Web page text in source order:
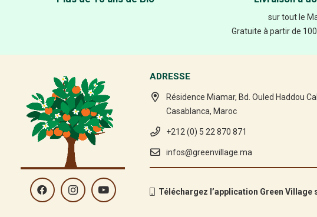
sur tout le
Gratuite à partir de
ADRESSE
Résidence Miamar, Bd. Ouled Haddou
Casablanca, Maroc
+212 (0) 5 22 870 871
infos@greenvillage.ma
Téléchargez l’application Green Village